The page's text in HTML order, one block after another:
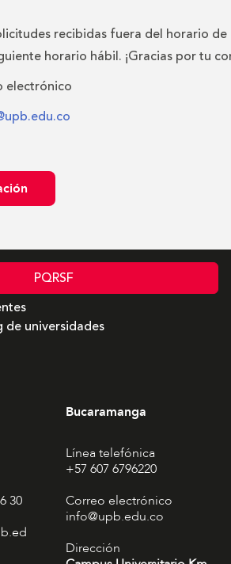
recibidas fuera del horario de
horario hábil. ¡Gracias por tu
electrónico
PQRSF
de universidades
30
Bucaramanga
Línea telefónica
+57 607 6796220
Correo electrónico
info@upb.edu.co
Dirección